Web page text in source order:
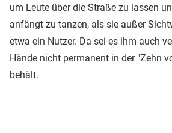
um Leute über die Straße zu lassen
anfängt zu tanzen, als sie außer
etwa ein Nutzer. Da sei es ihm auch
Hände nicht permanent in der "Zehn
behält.